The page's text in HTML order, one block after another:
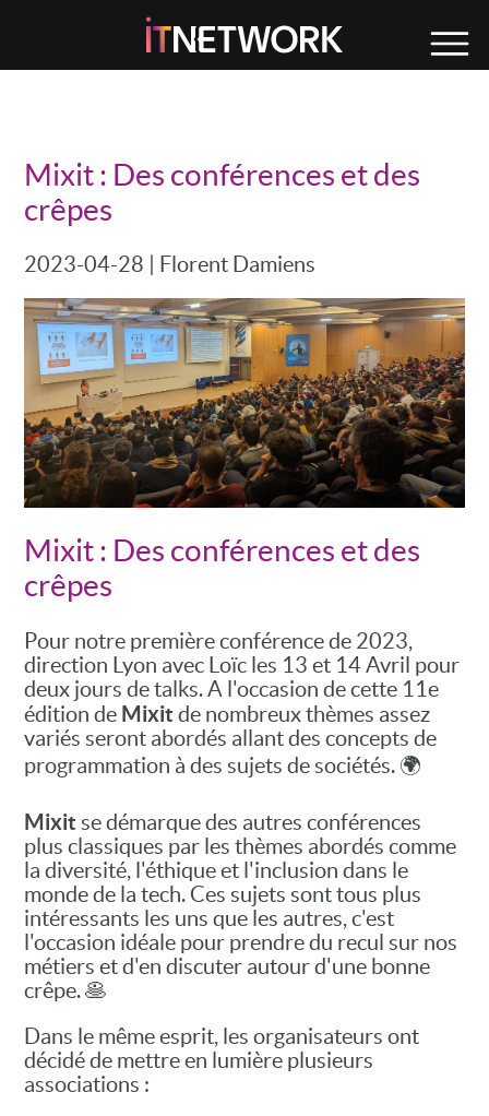
Mixit : Des conférences et des
crêpes
2023-04-28 Florent Damiens
Mixit : Des conférences et des
crêpes
Pour notre première conférence de 2023,
direction Lyon avec Loïc les 13 et 14 Avril pour
deux jours de talks. A l'occasion de cette 11e
édition de Mixit de nombreux thèmes assez
variés seront abordés allant des concepts de
programmation à des sujets de sociétés. 🌍
Mixit se démarque des autres conférences
plus classiques par les thèmes abordés comme
la diversité, l'éthique et l'inclusion dans le
monde de la tech. Ces sujets sont tous plus
intéressants les uns que les autres, c'est
l'occasion idéale pour prendre du recul sur nos
métiers et d'en discuter autour d'une bonne
crêpe. 🥞
Dans le même esprit, les organisateurs ont
décidé de mettre en lumière plusieurs
associations :